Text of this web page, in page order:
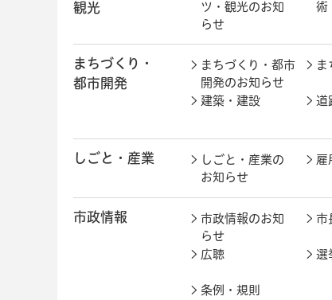
観光
ツ・観光のお知
らせ
術
まちづくり・
都市開発
まちづくり・都市
開発のお知らせ
ま
建築・建設 道
しごと・産業
しごと・産業の
お知らせ
雇
市政情報
市政情報のお知
らせ
市
広聴 選
条例・規則